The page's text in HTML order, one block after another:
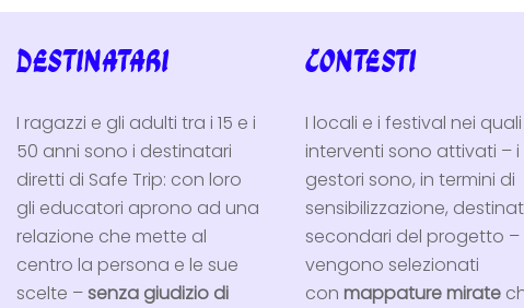
Destinatari
I ragazzi e gli adulti tra i 15 e i
50 anni sono i destinatari
diretti di Safe Trip: con loro
gli educatori aprono ad una
relazione che mette al
centro la persona e le sue
scelte –senza giudizio di
Contesti
I locali e i festival nei
interventi sono attivati – i
gestori sono, in termini di
sensibilizzazione,
secondari del progetto –
vengono selezionati
con mappature mirate